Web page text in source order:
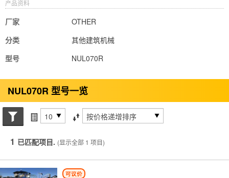
产品资料
厂家
OTHER
分类
其他建筑机械
型号
NUL070R
NUL070R 型号一览
搜索状态每页项目 排序方式
1 已匹配项目. (显示全部 1 项目)
可议价